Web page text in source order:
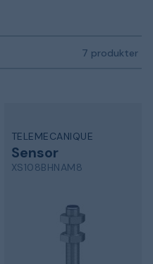
7 produkter
TELEMECANIQUE
Sensor
XS108BHNAM8